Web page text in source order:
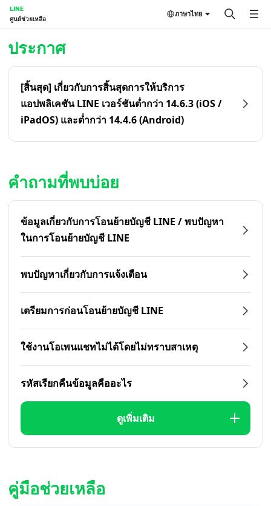
LINE
ศูนย์ช่วยเหลือ
ภาษาไทย
ประกาศ
[สิ้นสุด] เกี่ยวกับการสิ้นสุดการให้บริการ
แอปพลิเคชัน LINE เวอร์ชันต่ำกว่า 14.6.3 (iOS /
iPadOS) และต่ำกว่า 14.4.6 (Android)
คำถามที่พบบ่อย
ข้อมูลเกี่ยวกับการโอนย้ายบัญชี LINE / พบปัญหา
ในการโอนย้ายบัญชี LINE
พบปัญหาเกี่ยวกับการแจ้งเตือน
เตรียมการก่อนโอนย้ายบัญชี LINE
ใช้งานโอเพนแชทไม่ได้โดยไม่ทราบสาเหตุ
รหัสเรียกคืนข้อมูลคืออะไร
ดูเพิ่มเติม
คู่มือช่วยเหลือ